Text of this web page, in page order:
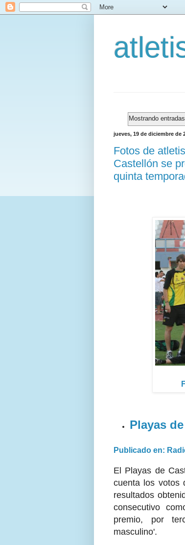
Mostrando
jueves, 19 de diciembre de
Fotos de
Castellón se
quinta
Playas
Publicado en:
El Playas de
cuenta los votos
resultados
consecutivo
premio, por
masculino'.